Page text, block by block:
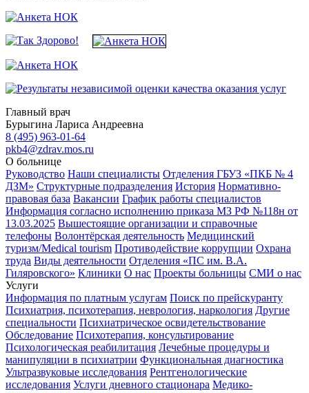
Главный врач
Бурыгина Лариса Андреевна
8 (495) 963-01-64
pkb4@zdrav.mos.ru
О больнице
Руководство Наши специалисты Отделения ГБУЗ «ПКБ № 4
ДЗМ» Структурные подразделения История Нормативно-
правовая база Вакансии График работы специалистов
Информация согласно исполнению приказа МЗ РФ №118н от
13.03.2025 Вышестоящие организации и справочные
телефоны Волонтёрская деятельность Медицинский
туризм/Medical tourism Противодействие коррупции Охрана
труда Виды деятельности Отделения «ПС им. В.А.
Гиляровского» Клиники О нас Проекты больницы СМИ о нас
Услуги
Информация по платным услугам Поиск по прейскуранту
Психиатрия, психотерапия, неврология, наркология Другие
специальности Психиатрическое освидетельствование
Обследование Психотерапия, консультирование
Психологическая реабилитация Лечебные процедуры и
манипуляции в психиатрии Функциональная диагностика
Ультразвуковые исследования Рентгенологические
исследования Услуги дневного стационара Медико-